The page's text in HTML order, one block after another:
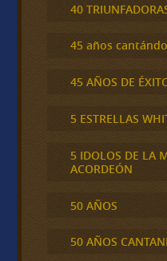
40
45 años
45 AÑOS DE
5 ESTRELLAS
5 IDOLOS DE LA
ACORDEÓN
50 AÑOS
50 AÑOS